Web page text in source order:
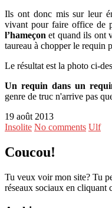
Ils ont donc mis sur leur
vivant pour faire office de
l’hameçon et quand ils ont
taureau à chopper le requin
Le résultat est la photo ci-
Un requin dans un
genre de truc n'arrive pas
19 août 2013
Insolite No comments Ulf
Coucou!
Tu veux voir mon site? Tu
réseaux sociaux en cliquant